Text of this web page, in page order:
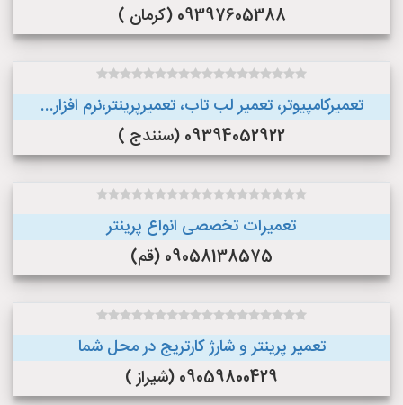
09397605388 (کرمان )
تعمیرکامپیوتر، تعمیر لب تاب، تعمیرپرینتر،نرم افزار...
09394052922 (سنندج )
تعمیرات تخصصی انواع پرینتر
09058138575 (قم)
تعمیر پرینتر و شارژ کارتریج در محل شما
09059800429 (شیراز )